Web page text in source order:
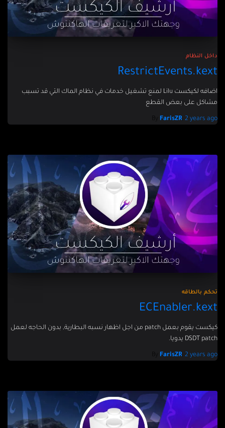
داخل النظام
RestrictEvents.kext
اضافه لكيكست Lilu لمنع تشغيل خدمات في نظام الماك التي قد تسبب
مشاكل على بعض القطع
FarisZR, 2 years ago
تحكم بالطاقه
ECEnabler.kext
كيكست يقوم بعمل patch من اجل اظهار نسبه البطارية, بدون الحاجه لعمل
DSDT patch يدويا.
FarisZR, 2 years ago